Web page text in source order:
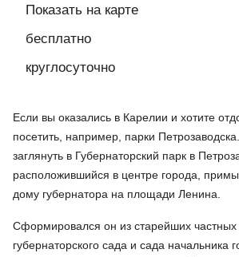
Показать на карте
бесплатно
круглосуточно
Если вы оказались в Карелии и хотите
посетить, например, парки
заглянуть в Губернаторский парк в
расположившийся в центре города,
дому губернатора на площади Ленина.
Сформировался он из старейших частных
губернаторского сада и сада начальника